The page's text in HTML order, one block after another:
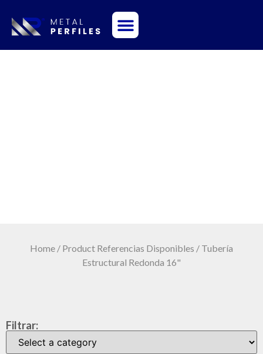
Home / Product Referencias Disponibles / Tubería
Estructural Redonda 16"
Filtrar: